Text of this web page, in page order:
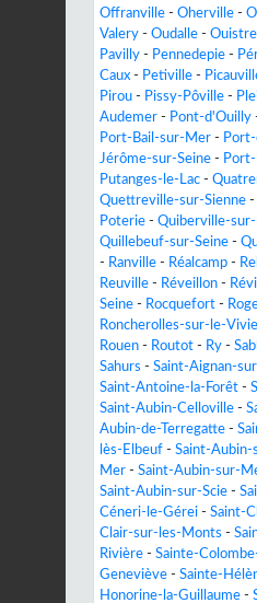
Offranville - Oherville -
Valery - Oudalle -
Pavilly - Pennedepie -
Caux - Petiville -
Pirou - Pissy-Pôville -
Audemer - Pont-d'Ouilly
Port-Bail-sur-Mer -
Jérôme-sur-Seine -
Putanges-le-Lac -
Quettreville-sur-Sienne -
Poterie - Quiberville-
Quillebeuf-sur-Seine -
- Ranville - Réalcamp -
Reuville - Réveillon -
Seine - Rocquefort -
Roncherolles-sur-le-
Rouen - Routot - Ry -
Sahurs - Saint-Aignan-
Saint-Antoine-la-Forêt -
Saint-Aubin-Celloville -
Aubin-de-Terregatte -
lès-Elbeuf - Saint-Aubin-
Mer - Saint-Aubin-sur-
Saint-Aubin-sur-Scie -
Céneri-le-Gérei - Saint-
Clair-sur-les-Monts -
Rivière - Sainte-
Geneviève - Sainte-
Honorine-la-Guillaume -